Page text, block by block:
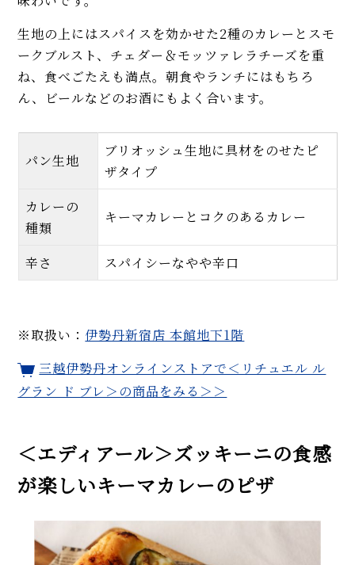
生地の上にはスパイスを効かせた2種のカレーとスモ
ークブルスト、チェダー＆モッツァレラチーズを重
ね、食べごたえも満点。朝食やランチにはもちろ
ん、ビールなどのお酒にもよく合います。
パン生地
ブリオッシュ生地に具材をのせたピ
ザタイプ
カレーの
種類
キーマカレーとコクのあるカレー
辛さ スパイシーなやや辛口
※取扱い： 伊勢丹新宿店 本館地下1階
三越伊勢丹オンラインストアで＜リチュエル ル
グラン ド ブレ＞の商品をみる＞＞
＜エディアール＞ズッキーニの食感
が楽しいキーマカレーのピザ